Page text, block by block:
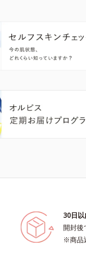
30日
開封後
※商品